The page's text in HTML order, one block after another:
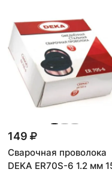
149
Сварочная проволока
DEKA ER70S-6 1.2 мм